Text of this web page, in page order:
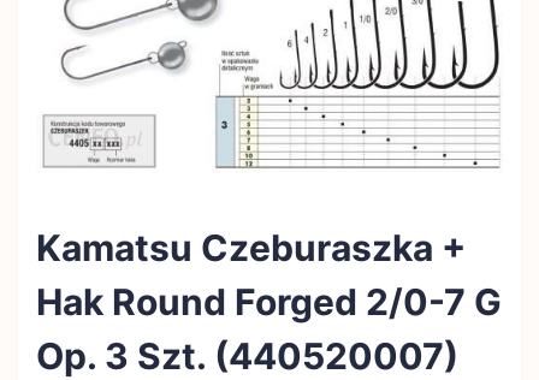
Kamatsu Czeburaszka +
Hak Round Forged 2/0-7 G
Op. 3 Szt. (440520007)